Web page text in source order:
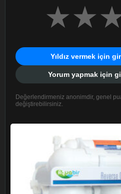
★★
Yıldız vermek için
Yorum yapmak için
Değerlendirmeniz anonimdir, genel
değiştirebilirsiniz.